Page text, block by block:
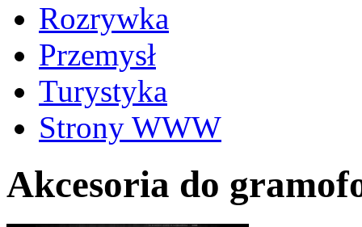
Rozrywka
Przemysł
Turystyka
Strony WWW
Akcesoria do